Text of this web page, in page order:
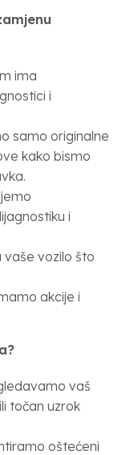
ima
i
samo originalne
kako bismo
i
vaše vozilo što
akcije i
vaš
točan uzrok
oštećeni